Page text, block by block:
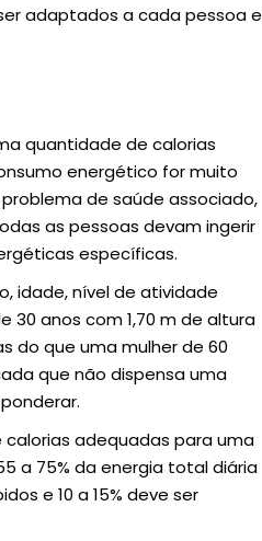
adaptados a cada pessoa e
quantidade de calorias
energético for muito
de saúde associado,
as pessoas devam ingerir
específicas.
idade, nível de atividade
30 anos com 1,70 m de altura
do que uma mulher de 60
que não dispensa uma
adequadas para uma
a 75% da energia total diária
e 10 a 15% deve ser